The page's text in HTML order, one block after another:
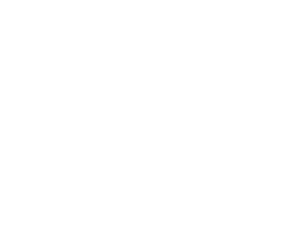
divulgação científica —
Astronomia potencializa
científico, amplia o
contribui para a
favorecendo uma
significativa e